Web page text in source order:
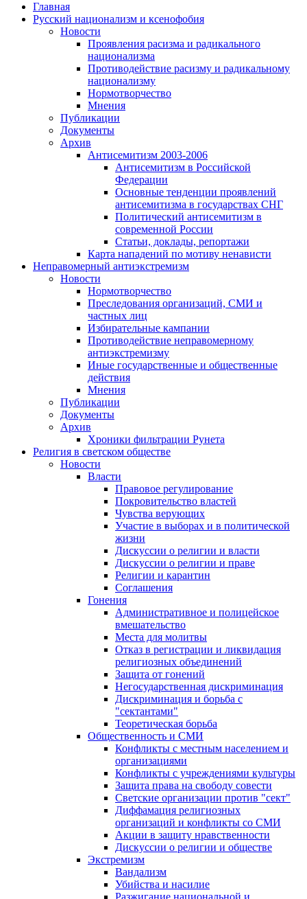
Главная
Русский национализм и ксенофобия
Новости
Проявления расизма и радикального
национализма
Противодействие расизму и радикальному
национализму
Нормотворчество
Мнения
Публикации
Документы
Архив
Антисемитизм 2003-2006
Антисемитизм в Российской
Федерации
Основные тенденции проявлений
антисемитизма в государствах СНГ
Политический антисемитизм в
современной России
Статьи, доклады, репортажи
Карта нападений по мотиву ненависти
Неправомерный антиэкстремизм
Новости
Нормотворчество
Преследования организаций, СМИ и
частных лиц
Избирательные кампании
Противодействие неправомерному
антиэкстремизму
Иные государственные и общественные
действия
Мнения
Публикации
Документы
Архив
Хроники фильтрации Рунета
Религия в светском обществе
Новости
Власти
Правовое регулирование
Покровительство властей
Чувства верующих
Участие в выборах и в политической
жизни
Дискуссии о религии и власти
Дискуссии о религии и праве
Религии и карантин
Соглашения
Гонения
Административное и полицейское
вмешательство
Места для молитвы
Отказ в регистрации и ликвидация
религиозных объединений
Защита от гонений
Негосударственная дискриминация
Дискриминация и борьба с
"сектантами"
Теоретическая борьба
Общественность и СМИ
Конфликты с местным населением и
организациями
Конфликты с учреждениями культуры
Защита права на свободу совести
Светские организации против "сект"
Диффамация религиозных
организаций и конфликты со СМИ
Акции в защиту нравственности
Дискуссии о религии и обществе
Экстремизм
Вандализм
Убийства и насилие